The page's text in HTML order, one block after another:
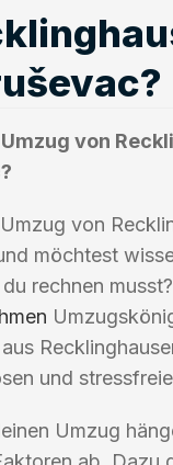
von
von
möchtest
du rechnen
und
Umzug